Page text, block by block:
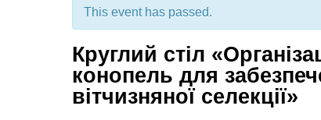
This event has passed.
Круглий стіл
конопель для
вітчизняної селекції»